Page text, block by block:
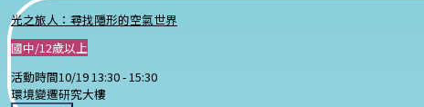
光之旅人：尋找隱形的空氣世界
國中/12歲以上
活動時間10/19 13:30 -15:30
環境變遷研究大樓